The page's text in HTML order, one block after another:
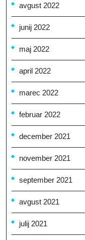
avgust 2022
junij 2022
maj 2022
april 2022
marec 2022
februar 2022
december 2021
november 2021
september 2021
avgust 2021
julij 2021